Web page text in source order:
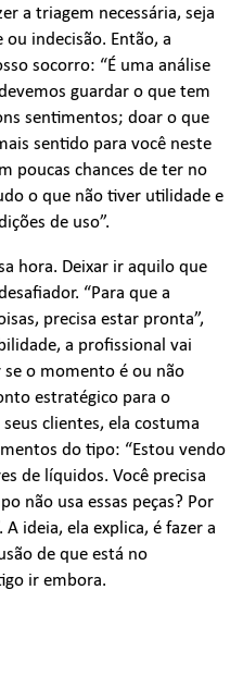
a triagem necessária, seja
indecisão. Então, a
socorro: “É uma análise
guardar o que tem
sentimentos; doar o que
sentido para você neste
poucas chances de ter no
o que não tiver utilidade e
de uso”.
hora. Deixar ir aquilo que
“Para que a
precisa estar pronta”,
a profissional vai
o momento é ou não
estratégico para o
clientes, ela costuma
do tipo: “Estou vendo
de líquidos. Você precisa
não usa essas peças? Por
ideia, ela explica, é fazer a
de que está no
ir embora.